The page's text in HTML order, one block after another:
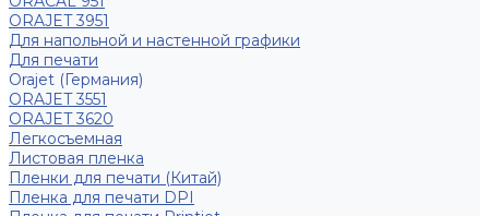
ORAJET 3951
Для напольной и настенной графики
Для печати
Orajet (Германия)
ORAJET 3551
ORAJET 3620
Легкосъемная
Листовая пленка
Пленки для печати (Китай)
Пленка для печати DPI